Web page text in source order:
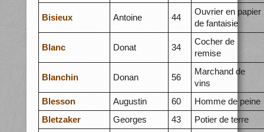
Bisieux Antoine 44
Ouvrier en papier
de fantaisie
Blanc Donat 34
Cocher de
remise
Blanchin Donan 56
Marchand de
vins
Blesson
Augustin 60
Homme de peine
Bletzaker
Georges 43 Potier de terre